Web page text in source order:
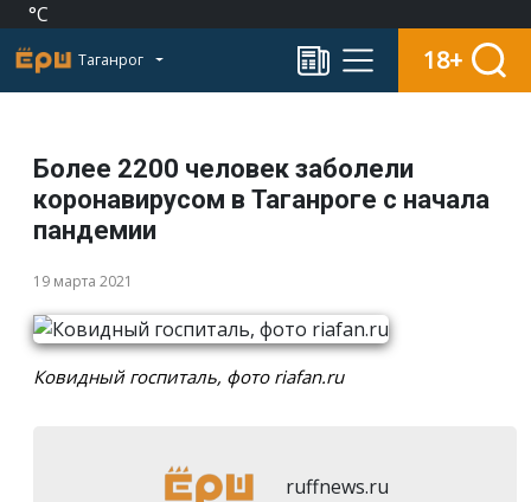
°C
Таганрог 18+
Более 2200 человек заболели
коронавирусом в Таганроге с начала
пандемии
19 марта 2021
Ковидный госпиталь, фото riafan.ru
ruffnews.ru